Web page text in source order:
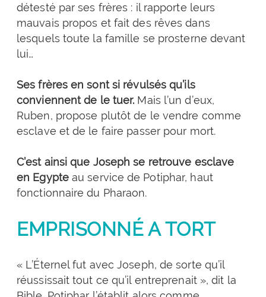
détesté par ses frères : il rapporte leurs
mauvais propos et fait des rêves dans
lesquels toute la famille se prosterne devant
lui…
Ses frères en sont si révulsés qu’ils
conviennent de le tuer. Mais l’un d’eux,
Ruben, propose plutôt de le vendre comme
esclave et de le faire passer pour mort.
C’est ainsi que Joseph se retrouve esclave
en Egypte au service de Potiphar, haut
fonctionnaire du Pharaon.
EMPRISONNÉ A TORT
« L’Éternel fut avec Joseph, de sorte qu’il
réussissait tout ce qu’il entreprenait », dit la